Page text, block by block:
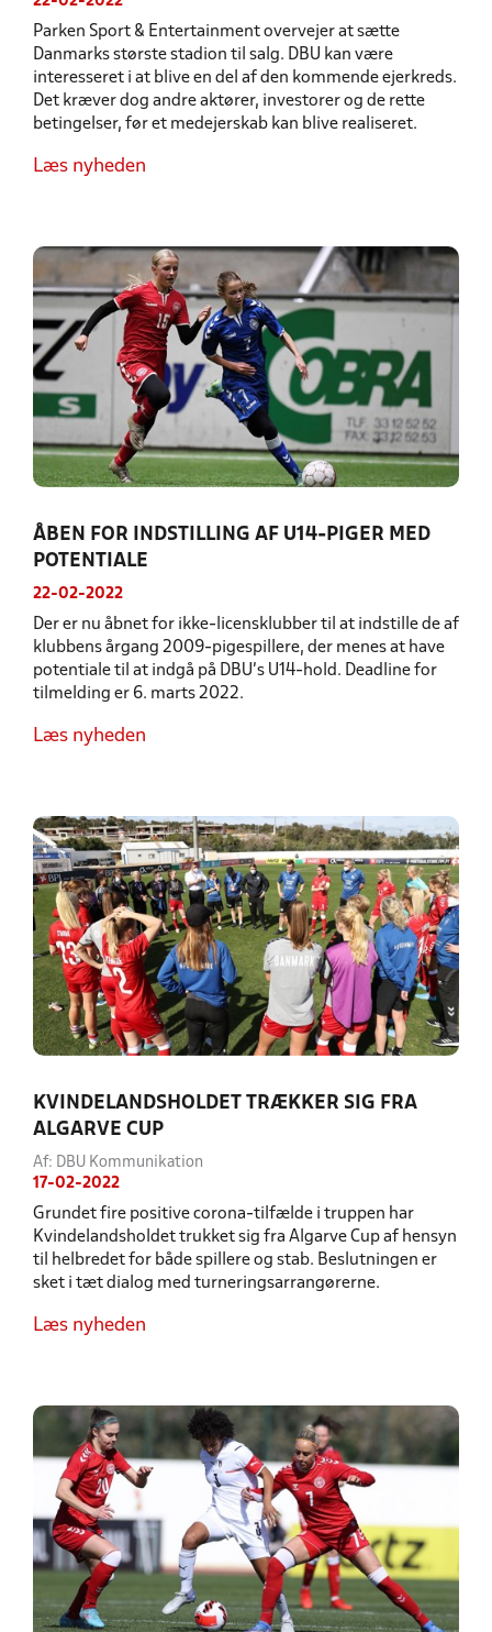
Parken Sport & Entertainment overvejer at sætte
Danmarks største stadion til salg. DBU kan være
interesseret i at blive en del af den kommende ejerkreds.
Det kræver dog andre aktører, investorer og de rette
betingelser, før et medejerskab kan blive realiseret.
Læs nyheden
ÅBEN FOR INDSTILLING AF U14-PIGER MED
POTENTIALE
22-02-2022
Der er nu åbnet for ikke-licensklubber til at indstille de af
klubbens årgang 2009-pigespillere, der menes at have
potentiale til at indgå på DBU’s U14-hold. Deadline for
tilmelding er 6. marts 2022.
Læs nyheden
KVINDELANDSHOLDET TRÆKKER SIG FRA
ALGARVE CUP
Af: DBU Kommunikation
17-02-2022
Grundet fire positive corona-tilfælde i truppen har
Kvindelandsholdet trukket sig fra Algarve Cup af hensyn
til helbredet for både spillere og stab. Beslutningen er
sket i tæt dialog med turneringsarrangørerne.
Læs nyheden